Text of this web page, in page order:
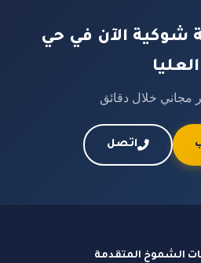
شوكية الآن في حي
العليا
خلال دقائق
اتصل
الشموخ المتقدمة